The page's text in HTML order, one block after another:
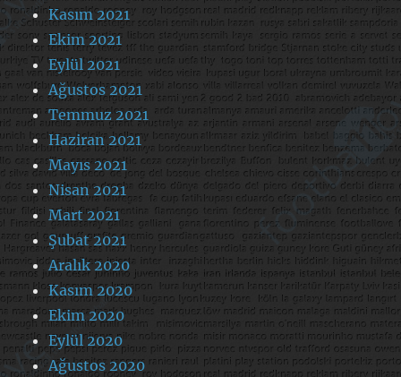
Kasım 2021
Ekim 2021
Eylül 2021
Ağustos 2021
Temmuz 2021
Haziran 2021
Mayıs 2021
Nisan 2021
Mart 2021
Şubat 2021
Aralık 2020
Kasım 2020
Ekim 2020
Eylül 2020
Ağustos 2020